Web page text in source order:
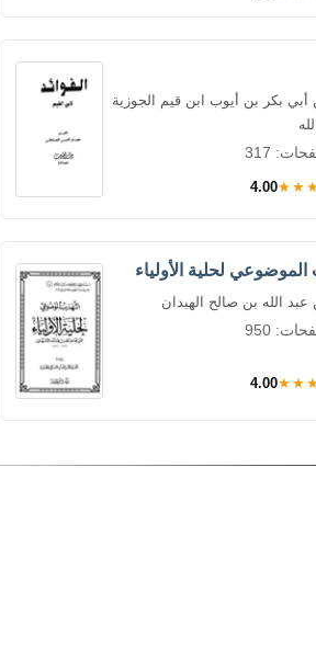
بكر بن أيوب ابن قيم الجوزية
317
4.00
الموضوعي لحلية الأولياء
الله بن صالح الهبدان
950
4.00